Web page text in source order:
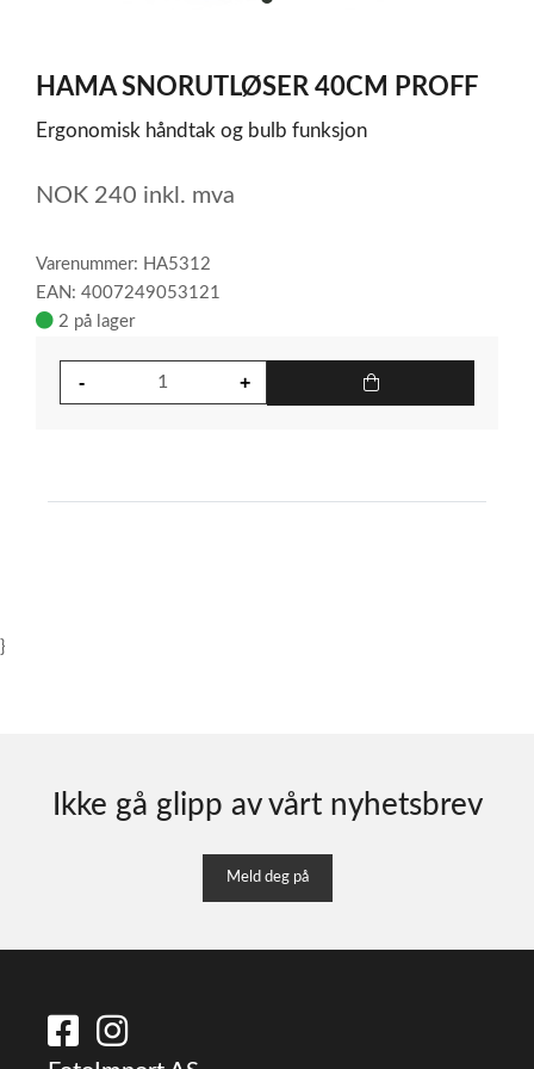
item
of
1
HAMA SNORUTLØSER 40CM PROFF
Ergonomisk håndtak og bulb funksjon
NOK 240 inkl. mva
Varenummer: HA5312
EAN: 4007249053121
2 på lager
}
Ikke gå glipp av vårt nyhetsbrev
Meld deg på